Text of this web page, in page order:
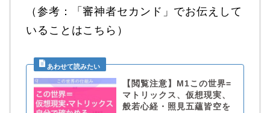
（参考：「審神者セカンド」でお伝えして
いることはこちら）
【閲覧注意】M1この世界=
マトリックス、仮想現実、
般若心経・照見五蘊皆空を